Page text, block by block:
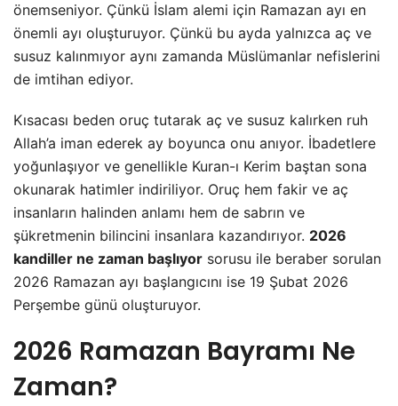
önemseniyor. Çünkü İslam alemi için Ramazan ayı en
önemli ayı oluşturuyor. Çünkü bu ayda yalnızca aç ve
susuz kalınmıyor aynı zamanda Müslümanlar nefislerini
de imtihan ediyor.
Kısacası beden oruç tutarak aç ve susuz kalırken ruh
Allah’a iman ederek ay boyunca onu anıyor. İbadetlere
yoğunlaşıyor ve genellikle Kuran-ı Kerim baştan sona
okunarak hatimler indiriliyor. Oruç hem fakir ve aç
insanların halinden anlamı hem de sabrın ve
şükretmenin bilincini insanlara kazandırıyor. 2026
kandiller ne zaman başlıyor sorusu ile beraber sorulan
2026 Ramazan ayı başlangıcını ise 19 Şubat 2026
Perşembe günü oluşturuyor.
2026 Ramazan Bayramı Ne
Zaman?